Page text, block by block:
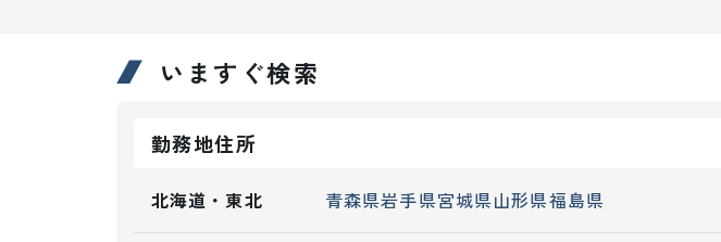
いますぐ検索
勤務地住所
北海道・東北 青森県岩手県宮城県山形県福島県